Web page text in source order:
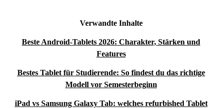
Verwandte Inhalte
Beste Android-Tablets 2026: Charakter, Stärken und
Features
Bestes Tablet für Studierende: So findest du das richtige
Modell vor Semesterbeginn
iPad vs Samsung Galaxy Tab: welches refurbished Tablet